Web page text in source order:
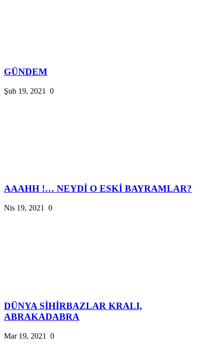
GÜNDEM
Şub 19, 2021 0
AAAHH !… NEYDİ O ESKİ BAYRAMLAR?
Nis 19, 2021 0
DÜNYA SİHİRBAZLAR KRALI,
ABRAKADABRA
Mar 19, 2021 0